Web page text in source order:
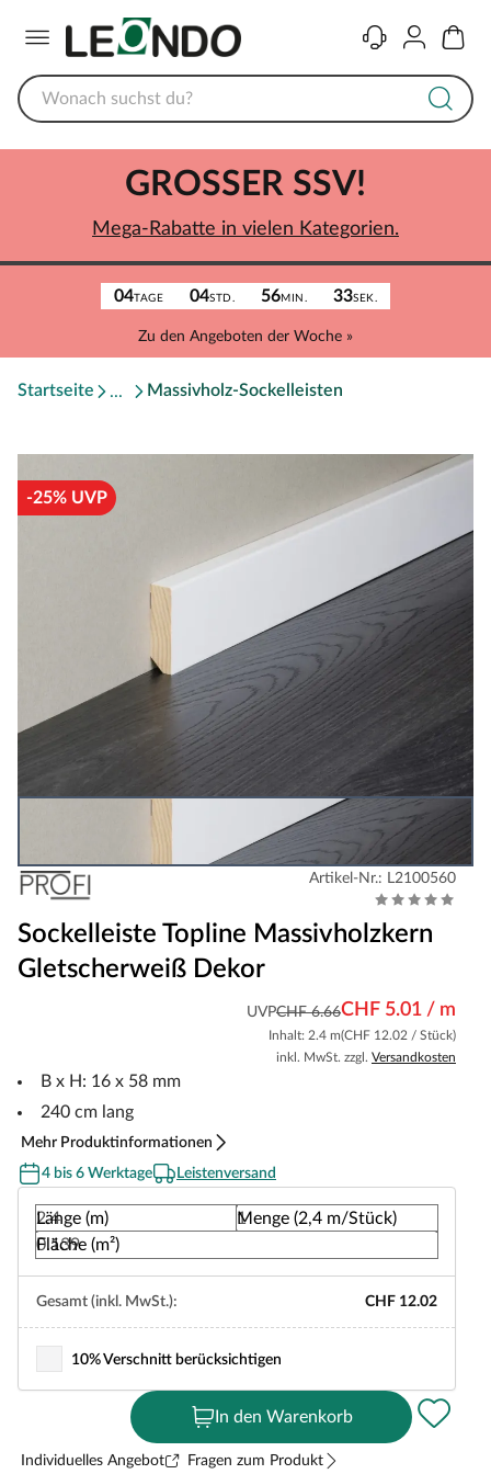
KontaktKonto
04TAGE 04STD. 56MIN. 33SEK.
Zu den Angeboten der Woche »
GROSSER SSV!
Mega-Rabatte in vielen Kategorien.
Startseite Massivholz-Sockelleisten
-25% UVP
Artikel-Nr.: L2100560
Sockelleiste Topline Massivholzkern
Gletscherweiß Dekor
UVPCHF 6.66CHF 5.01 / m
Inhalt: 2.4 m(CHF 12.02 / Stück)
inkl. MwSt. zzgl. Versandkosten
B x H: 16 x 58 mm
240 cm lang
Mehr Produktinformationen
4 bis 6 Werktage
Leistenversand
Länge (m)
Menge (2,4 m/Stück)
Fläche (m²)
Gesamt (inkl. MwSt.): CHF 12.02
10% Verschnitt berücksichtigen
In den Warenkorb
Individuelles Angebot Fragen zum Produkt